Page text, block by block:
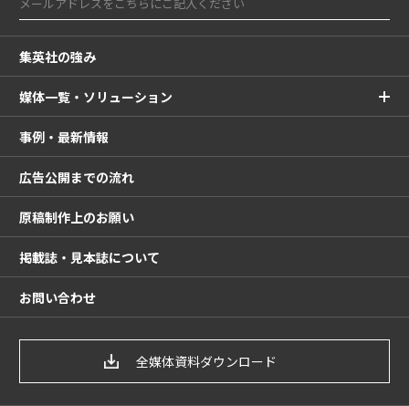
集英社の強み
媒体一覧・ソリューション
事例・最新情報
広告公開までの流れ
原稿制作上のお願い
掲載誌・見本誌について
お問い合わせ
全媒体資料ダウンロード